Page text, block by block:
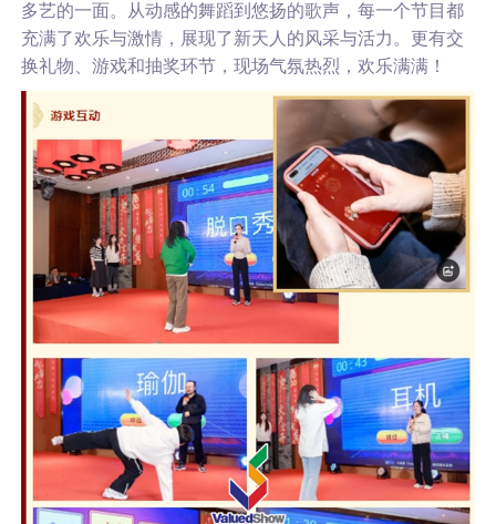
多艺的一面。从动感的舞蹈到悠扬的歌声，每一个节目都
充满了欢乐与激情，展现了新天人的风采与活力。更有交
换礼物、游戏和抽奖环节，现场气氛热烈，欢乐满满！